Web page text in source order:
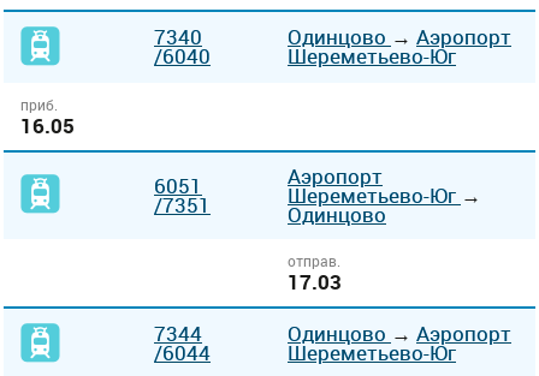
7340
/6040
Одинцово → Аэропорт
Шереметьево-Юг
приб.
16.05
6051
/7351
Аэропорт
Шереметьево-Юг →
Одинцово
отправ.
17.03
7344
/6044
Одинцово → Аэропорт
Шереметьево-Юг